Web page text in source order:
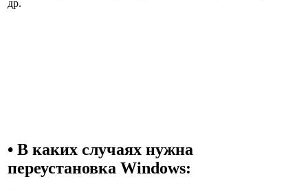
др.
• В каких случаях нужна
переустановка Windows: